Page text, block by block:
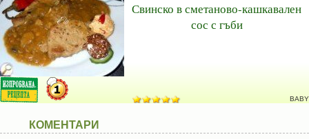
Свинско в сметаново-кашкавален
сос с гъби
BABY
КОМЕНТАРИ